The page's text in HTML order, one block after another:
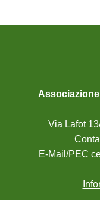
Via Lafot
E-Mail/PEC